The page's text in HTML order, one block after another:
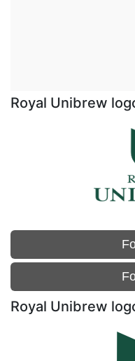
Royal Unibrew
Royal Unibrew